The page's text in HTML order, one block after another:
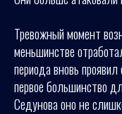
Тревожный момент
меньшинстве
периода вновь
первое большинство
Седунова оно не